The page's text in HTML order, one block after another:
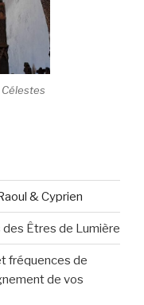
& Cyprien
des Êtres de Lumière
fréquences de
de vos